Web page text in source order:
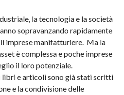
la tecnologia e la società
sopravanzando rapidamente
imprese manifatturiere. Ma la
è complessa e poche imprese
il loro potenziale.
libri e articoli sono già stati scritti
e la condivisione delle